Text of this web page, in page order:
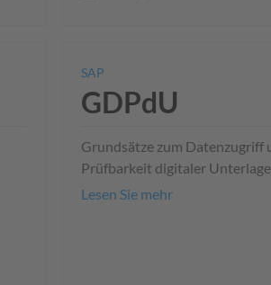
SAP
GDPdU
Grundsätze zum Datenzugriff
Prüfbarkeit digitaler
Lesen Sie mehr